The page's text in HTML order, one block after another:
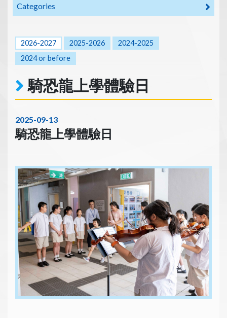
Categories
2026-2027 2025-2026
2024-2025
2024 or before
騎恐龍上學體驗日
2025-09-13
騎恐龍上學體驗日